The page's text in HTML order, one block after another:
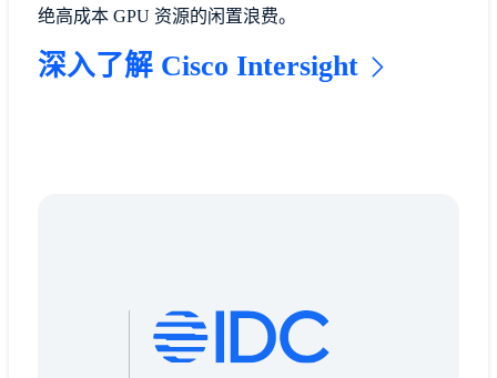
绝高成本 GPU 资源的闲置浪费。
深入了解 Cisco Intersight